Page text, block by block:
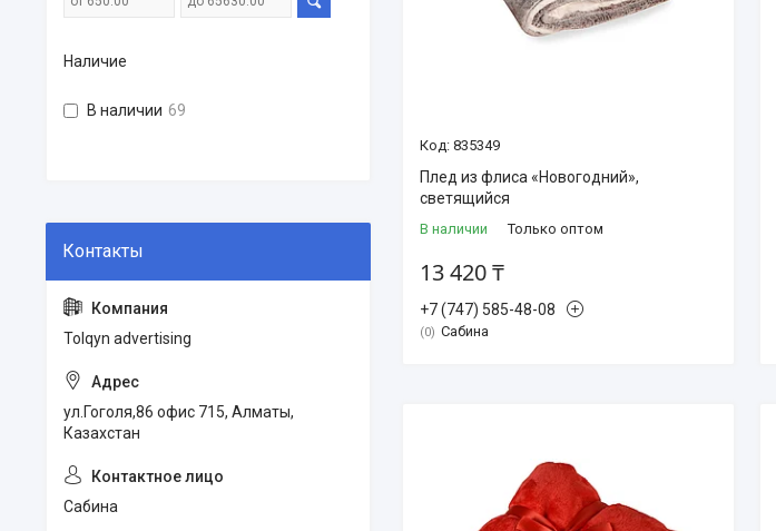
835349
Плед из флиса «Новогодний»,
светящийся
В наличии Только оптом
13 420 ₸
+7 (747) 585-48-08
0 Сабина
Наличие
В наличии 69
Tolqyn advertising
ул.Гоголя,86 офис 715, Алматы,
Казахстан
Сабина